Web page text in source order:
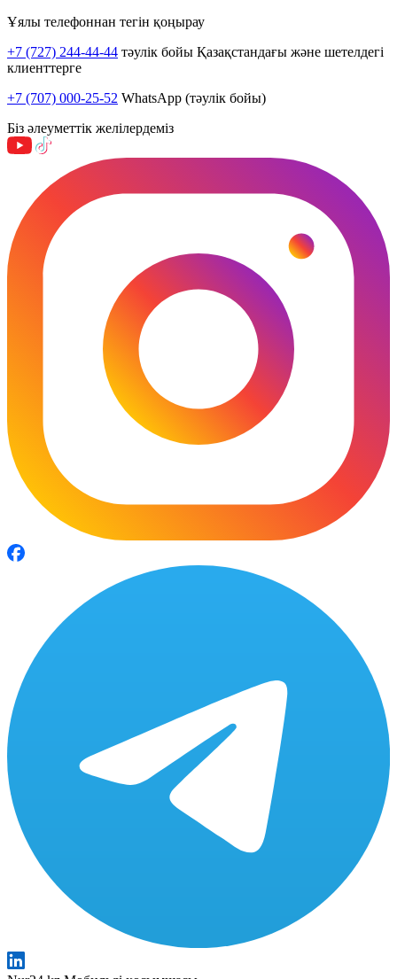
Ұялы телефоннан тегін қоңырау
+7 (727) 244-44-44 тәулік бойы Қазақстандағы және шетелдегі
клиенттерге
+7 (707) 000-25-52 WhatsApp (тәулік бойы)
Біз әлеуметтік желілердеміз